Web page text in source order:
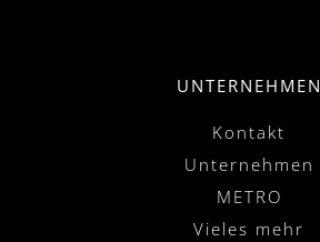
UNTERNEHMEN
Kontakt
Unternehmen
METRO
Vieles mehr